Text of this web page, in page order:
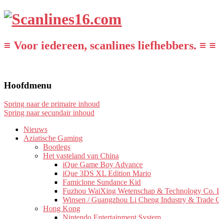
≡ Voor iedereen, scanlines liefhebbers. ≡ ≡
Hoofdmenu
Spring naar de primaire inhoud
Spring naar secundair inhoud
Nieuws
Aziatische Gaming
Bootlegs
Het vasteland van China
iQue Game Boy Advance
iQue 3DS XL Edition Mario
Famiclone Sundance Kid
Fuzhou WaiXing Wetenschap & Technology Co.
Winsen / Guangzhou Li Cheng Industry & Trade
Hong Kong